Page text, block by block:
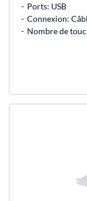
Ports: USB
Connexion:
Nombre de